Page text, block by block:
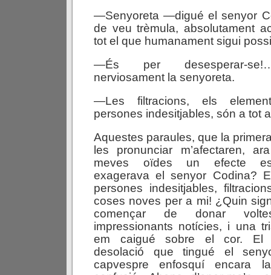
—Senyoreta —digué el senyor
de veu trèmula, absolutament
tot el que humanament sigui
—És per desesperar-
nerviosament la senyoreta.
—Les filtracions, els
persones indesitjables, són a tot
Aquestes paraules, que la
les pronunciar m’afectaren,
meves oïdes un efecte
exagerava el senyor Codina?
persones indesitjables,
coses noves per a mi! ¿Quin
començar de donar
impressionants notícies, i una
em caigué sobre el cor. El
desolació que tingué el
capvespre enfosquí encara